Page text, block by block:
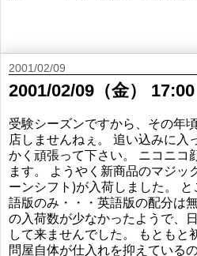
2001/02/09
2001/02/09（金） 17:00
受験シーズンですから、その年
店しませんねぇ。 追い込みに入
かく頑張って下さい。 ニコニコ
ます。 ようやく新商品のマジッ
ーンシフト)が入荷しました。
語版のみ・・・英語版の配分は
の入荷数が少なかったようで、
して来ませんでした。 もともと
問屋自体が仕入れを抑えている